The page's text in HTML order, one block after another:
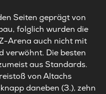
Seiten geprägt von
folglich wurden die
Arena auch nicht mit
verwöhnt. Die besten
aus Standards.
von Altachs
daneben (3.), zehn